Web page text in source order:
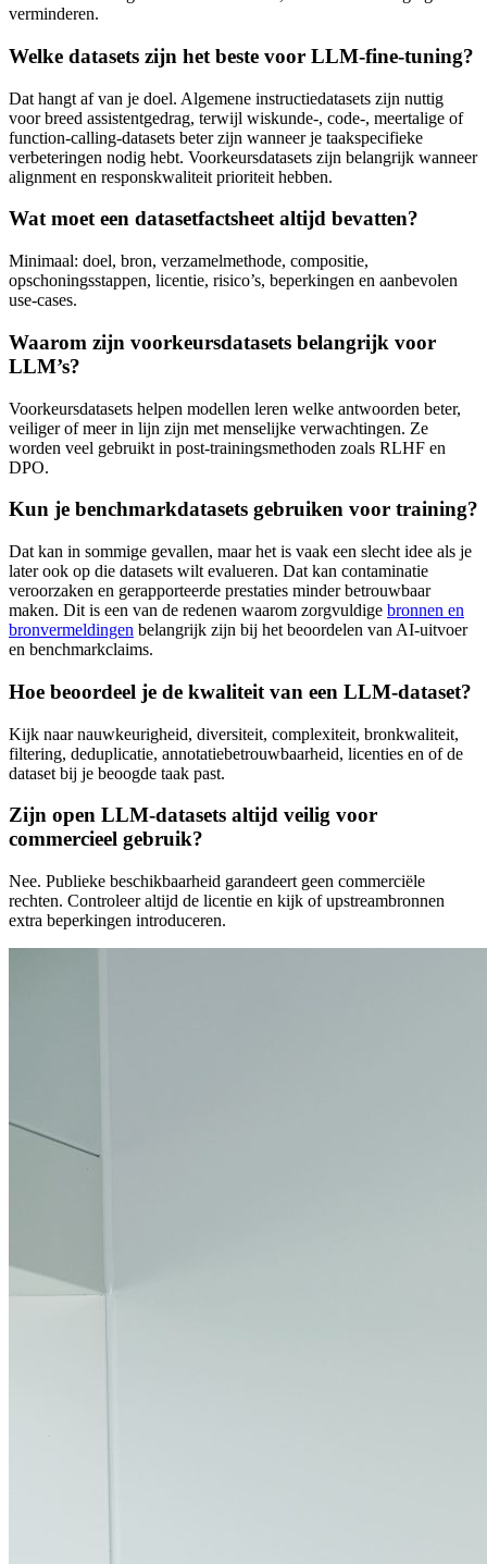
verminderen.
Welke datasets zijn het beste voor LLM-fine-tuning?
Dat hangt af van je doel. Algemene instructiedatasets zijn nuttig
voor breed assistentgedrag, terwijl wiskunde-, code-, meertalige of
function-calling-datasets beter zijn wanneer je taakspecifieke
verbeteringen nodig hebt. Voorkeursdatasets zijn belangrijk wanneer
alignment en responskwaliteit prioriteit hebben.
Wat moet een datasetfactsheet altijd bevatten?
Minimaal: doel, bron, verzamelmethode, compositie,
opschoningsstappen, licentie, risico’s, beperkingen en aanbevolen
use-cases.
Waarom zijn voorkeursdatasets belangrijk voor
LLM’s?
Voorkeursdatasets helpen modellen leren welke antwoorden beter,
veiliger of meer in lijn zijn met menselijke verwachtingen. Ze
worden veel gebruikt in post-trainingsmethoden zoals RLHF en
DPO.
Kun je benchmarkdatasets gebruiken voor training?
Dat kan in sommige gevallen, maar het is vaak een slecht idee als je
later ook op die datasets wilt evalueren. Dat kan contaminatie
veroorzaken en gerapporteerde prestaties minder betrouwbaar
maken. Dit is een van de redenen waarom zorgvuldige bronnen en
bronvermeldingen belangrijk zijn bij het beoordelen van AI-uitvoer
en benchmarkclaims.
Hoe beoordeel je de kwaliteit van een LLM-dataset?
Kijk naar nauwkeurigheid, diversiteit, complexiteit, bronkwaliteit,
filtering, deduplicatie, annotatiebetrouwbaarheid, licenties en of de
dataset bij je beoogde taak past.
Zijn open LLM-datasets altijd veilig voor
commercieel gebruik?
Nee. Publieke beschikbaarheid garandeert geen commerciële
rechten. Controleer altijd de licentie en kijk of upstreambronnen
extra beperkingen introduceren.